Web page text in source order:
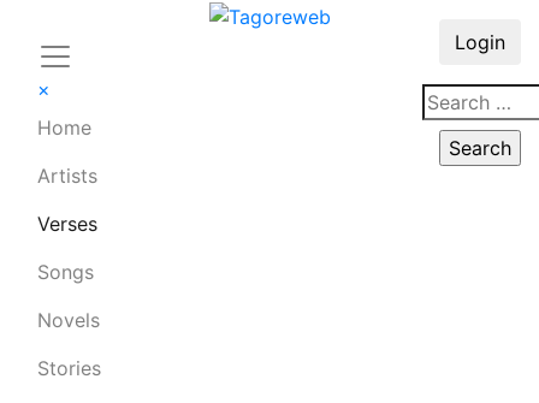
×
Home
Artists
Verses
Songs
Novels
Stories
Login